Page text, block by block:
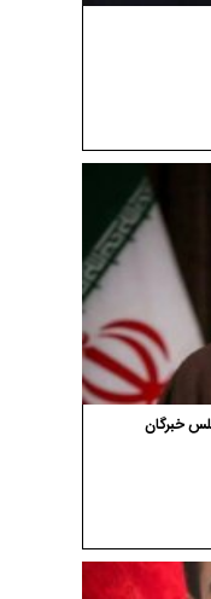
خبرگان